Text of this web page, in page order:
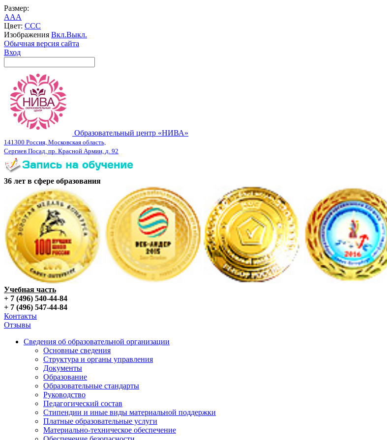
Размер:
AAA
Цвет: CCC
Изображения Вкл.Выкл.
Обычная версия сайта
Вход
Образовательный центр «НИВА»
141300 Россия, Московская область,
Сергиев Посад, пр. Красной Армии, д. 92
36 лет в сфере образования
Учебная часть
+ 7 (496) 540-44-84
+ 7 (496) 547-44-84
Контакты
Отзывы
Сведения об образовательной организации
Основные сведения
Структура и органы управления
Документы
Образование
Образовательные стандарты
Руководство
Педагогический состав
Стипендии и иные виды материальной поддержки
Платные образовательные услуги
Материально-техническое обеспечение